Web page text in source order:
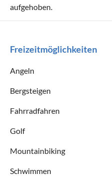
aufgehoben.
Freizeitmöglichkeiten
Angeln
Bergsteigen
Fahrradfahren
Golf
Mountainbiking
Schwimmen